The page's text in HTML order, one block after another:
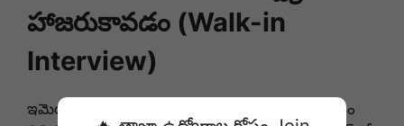
హాజరుకావడం (Walk-in
Interview)
ఇమెయిల్ పంపిన అభ్యర్థులు
ఉదయం